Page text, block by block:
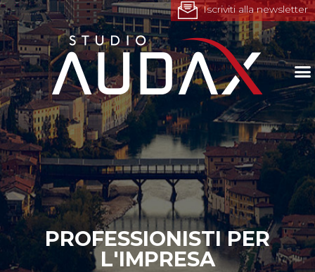
Iscriviti alla newsletter
PROFESSIONISTI PER
L'IMPRESA